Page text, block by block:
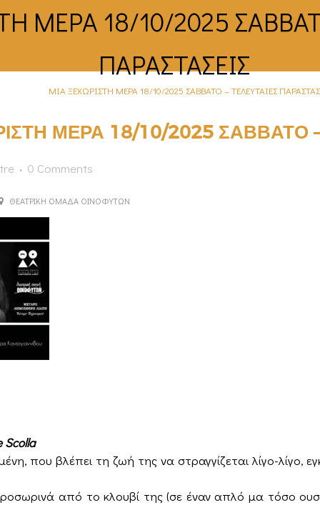
ΜΕΡΑ 18/10/2025
ΠΑΡΑΣΤΑΣΕΙΣ
ΜΙΑ ΞΕΧΩΡΙΣΤΗ ΜΕΡΑ 18/10/2025 ΣΑΒΒΑΤΟ – ΤΕΛΕΥΤΑΙΕΣ
ΜΕΡΑ 18/10/2025 ΣΑΒΒΑΤΟ
0 Comments
ΘΕΑΤΡΙΚΗ ΟΜΑΔΑ ΟΙΝΟΦΥΤΩΝ
Scolla
που βλέπει τη ζωή της να στραγγίζεται λίγο-λίγο,
από το κλουβί της (σε έναν απλό μα τόσο